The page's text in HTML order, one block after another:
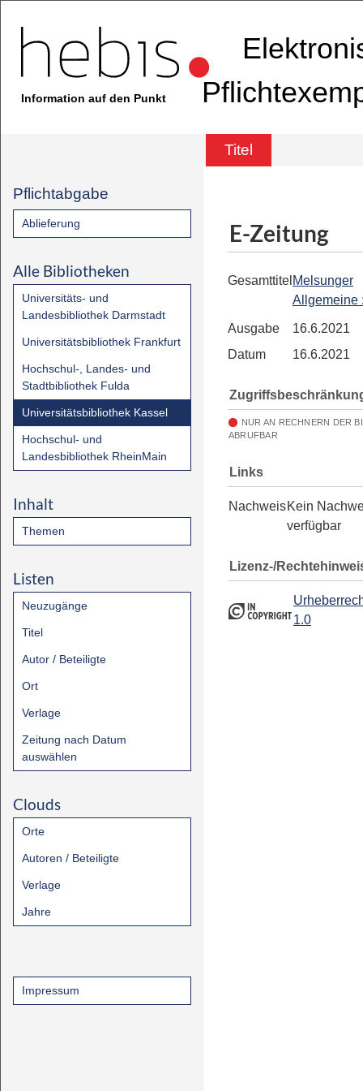
Information auf den Punkt
Titel
Pflichtabgabe
Ablieferung
Alle Bibliotheken
Universitäts- und
Landesbibliothek Darmstadt
Universitätsbibliothek Frankfurt
Hochschul-, Landes- und
Stadtbibliothek Fulda
Universitätsbibliothek Kassel
Hochschul- und
Landesbibliothek RheinMain
Inhalt
Themen
Listen
Neuzugänge
Titel
Autor / Beteiligte
Ort
Verlage
Zeitung nach Datum
auswählen
Clouds
Orte
Autoren / Beteiligte
Verlage
Jahre
Impressum
E-Zeitung
Gesamttitel Melsunger
Allgemeine
Ausgabe
16.6.2021
Datum
16.6.2021
NUR AN RECHNERN DER
ABRUFBAR
Links
NachweisKein
verfügbar
Lizenz-/
1.0